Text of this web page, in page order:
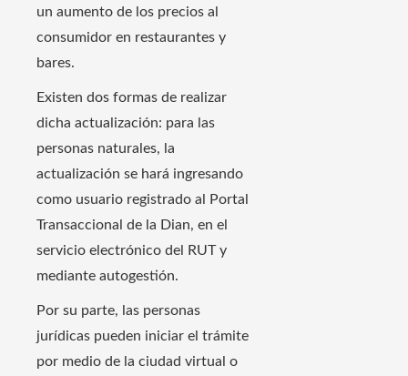
un aumento de los precios al
consumidor en restaurantes y
bares.
Existen dos formas de realizar
dicha actualización: para las
personas naturales, la
actualización se hará ingresando
como usuario registrado al Portal
Transaccional de la Dian, en el
servicio electrónico del RUT y
mediante autogestión.
Por su parte, las personas
jurídicas pueden iniciar el trámite
por medio de la ciudad virtual o